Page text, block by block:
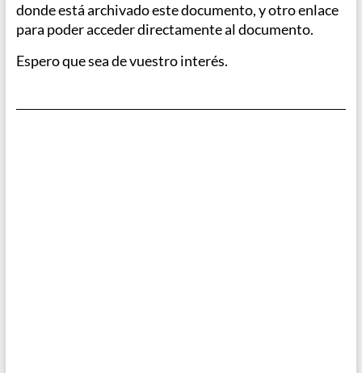
donde está archivado este documento, y otro enlace
para poder acceder directamente al documento.
Espero que sea de vuestro interés.